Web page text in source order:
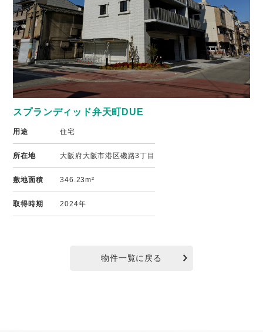
スプランディッド弁天町DUE
用途 住宅
所在地 大阪府大阪市港区磯路3丁目
敷地面積 346.23m²
取得時期 2024年
物件一覧に戻る